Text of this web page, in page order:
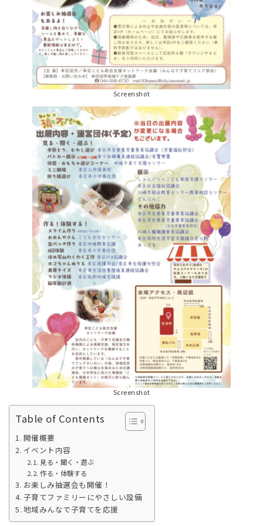
Screenshot
Screenshot
Table of Contents
開催概要
イベント内容
見る・聞く・遊ぶ
作る・体験する
お楽しみ抽選会も開催！
子育てファミリーにやさしい設備
地域みんなで子育てを応援